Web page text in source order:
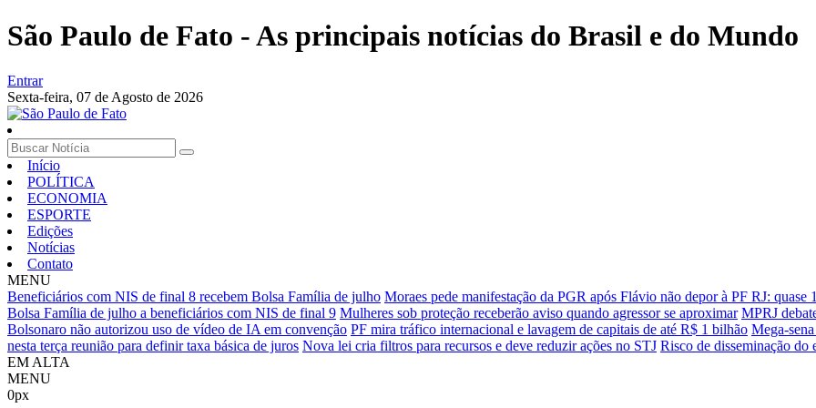
São Paulo de Fato - As principais notícias do Brasil e do Mundo
Entrar
Sexta-feira, 07 de Agosto de 2026
Início
POLÍTICA
ECONOMIA
ESPORTE
Edições
Notícias
Contato
MENU
Beneficiários com NIS de final 8 recebem Bolsa Família de julho Moraes pede manifestação da PGR após Flávio não depor à PF RJ: quase
Bolsa Família de julho a beneficiários com NIS de final 9 Mulheres sob proteção receberão aviso quando agressor se aproximar MPRJ
Bolsonaro não autorizou uso de vídeo de IA em convenção PF mira tráfico internacional e lavagem de capitais de até R$ 1 bilhão Mega-
nesta terça reunião para definir taxa básica de juros Nova lei cria filtros para recursos e deve reduzir ações no STJ Risco de disseminação
EM ALTA
MENU
0px